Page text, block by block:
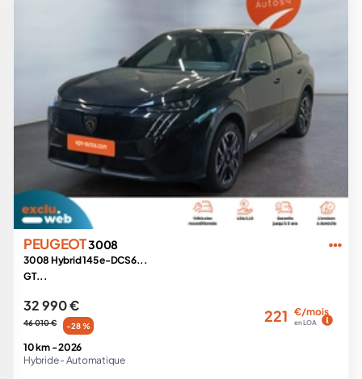
PEUGEOT3008
3008 Hybrid 145 e-DCS6...
GT...
32 990 €
46 010 € -28 %
221 €/mois
en LOA
10 km -2026
Hybride - Automatique